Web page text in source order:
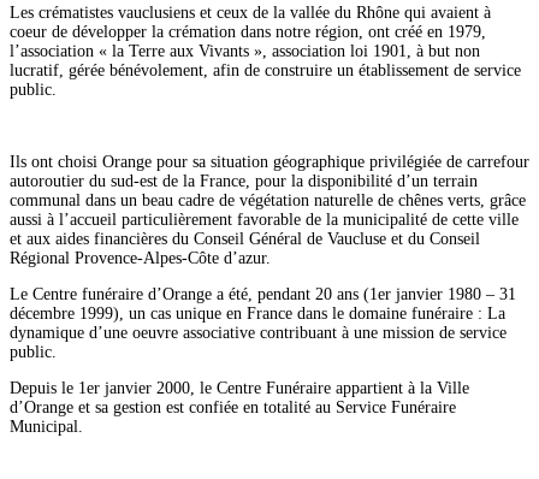
Les crématistes vauclusiens et ceux de la vallée du Rhône qui avaient à
coeur de développer la crémation dans notre région, ont créé en 1979,
l’association « la Terre aux Vivants », association loi 1901, à but non
lucratif, gérée bénévolement, afin de construire un établissement de service
public.
Ils ont choisi Orange pour sa situation géographique privilégiée de carrefour
autoroutier du sud-est de la France, pour la disponibilité d’un terrain
communal dans un beau cadre de végétation naturelle de chênes verts, grâce
aussi à l’accueil particulièrement favorable de la municipalité de cette ville
et aux aides financières du Conseil Général de Vaucluse et du Conseil
Régional Provence-Alpes-Côte d’azur.
Le Centre funéraire d’Orange a été, pendant 20 ans (1er janvier 1980 – 31
décembre 1999), un cas unique en France dans le domaine funéraire : La
dynamique d’une oeuvre associative contribuant à une mission de service
public.
Depuis le 1er janvier 2000, le Centre Funéraire appartient à la Ville
d’Orange et sa gestion est confiée en totalité au Service Funéraire
Municipal.